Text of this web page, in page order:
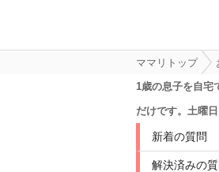
ママリトップ
1歳の息子を自宅
だけです。土曜
新着の質問
解決済みの質